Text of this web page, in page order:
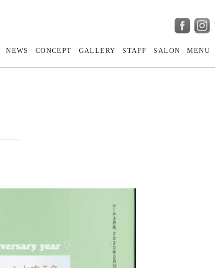
NEWS CONCEPT GALLERY STAFF SALON MENU